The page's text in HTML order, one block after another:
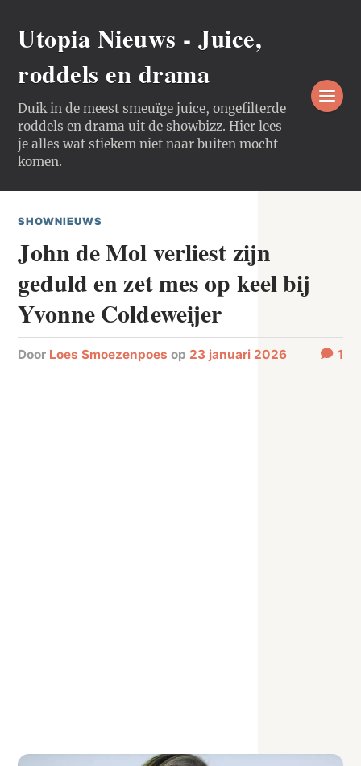
Utopia Nieuws - Juice,
roddels en drama
Duik in de meest smeuïge juice, ongefilterde
roddels en drama uit de showbizz. Hier lees
je alles wat stiekem niet naar buiten mocht
komen.
SHOWNIEUWS
John de Mol verliest zijn
geduld en zet mes op keel bij
Yvonne Coldeweijer
door Loes Smoezenpoes op 23 januari 2026 1